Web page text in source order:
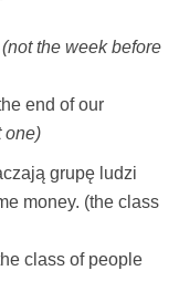
(not the week before
end of our
one)
grupę ludzi
money. (the class
class of people